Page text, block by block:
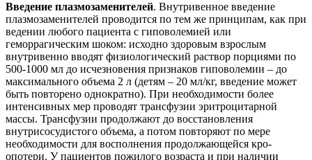
Введение плазмозаменителей. Внутривенное введение
плазмозаменителей проводится по тем же принципам, как при
ведении любого пациента с гиповолемией или
геморрагическим шоком: исходно здоровым взрослым
внутривенно вводят физиологический раствор порциями по
500-1000 мл до исчезновения признаков гиповолемии – до
максимального объема 2 л (детям – 20 мл/кг, введение может
быть повторено однократно). При необходимости более
интенсивных мер проводят трансфузии эритроцитарной
массы. Трансфузии продолжают до восстановления
внутрисосудистого объема, а потом повторяют по мере
необходимости для восполнения продолжающейся кро-
опотери. У пациентов пожилого возраста и при наличии